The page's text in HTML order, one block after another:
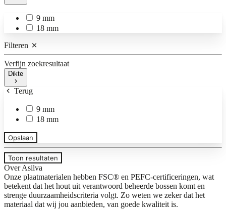
9 mm
18 mm
Filteren
Verfijn zoekresultaat
Dikte
Terug
9 mm
18 mm
Opslaan
Toon resultaten
Over Asilva
Onze plaatmaterialen hebben FSC® en PEFC-certificeringen, wat
betekent dat het hout uit verantwoord beheerde bossen komt en
strenge duurzaamheidscriteria volgt. Zo weten we zeker dat het
materiaal dat wij jou aanbieden, van goede kwaliteit is.